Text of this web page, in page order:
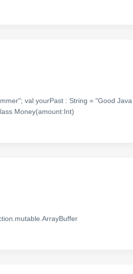
val yourPast : String = "Good
Money(amount:Int)